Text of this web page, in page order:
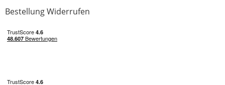
Preis/Leistung
Bestellung Widerrufen